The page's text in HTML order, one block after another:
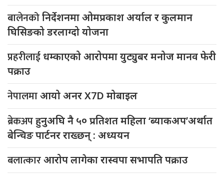
बालेनकोनिर्देशनमा ओमप्रकाश अर्याल र कुलमान
घिसिङको डरलाग्दो योजना
प्रहरीलाई धम्काएको आरोपमा युट्युबर मनोज मानव फेरी
पक्राउ
नेपालमाआयो अनर X7D मोबाइल
ब्रेकअपहुनुअघि नै ५० प्रतिशत महिला ‘ब्याकअप’अर्थात
बेन्चिङ पार्टनर राख्छन् : अध्ययन
बलात्कारआरोप लागेका रास्वपा सभापति पक्राउ